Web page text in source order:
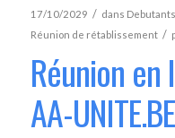
17/10/2029 / dans Debutants
Réunion de rétablissement /
Réunion
AA-UNITE.BE